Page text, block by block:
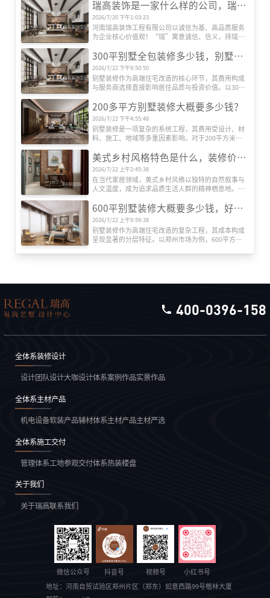
度达24万至60万元以上。这种价格差异主要源于三大
核心要素：装修档次、材料配置及智能化程度。
瑞高装饰是一家什么样的公司，瑞高装饰怎么样？
2026/7/20 下午1:03:23
河南瑞高装饰工程有限公司以诚信为基、高品质服务
为企业核心价值观！“瑞”寓意诚信、信义，持瑞玉
是追求更高美好生活品质的过程！
300平别墅全包装修多少钱，别墅装修公司推荐
2026/7/22 下午9:50:50
别墅装修作为高端住宅改造的核心环节，其费用构成
与服务商选择直接影响居住品质与投资价值。以300
工、设备等多维度因素影响，而专业装修公司的系统
化服务则是实现预算可控与效果落地的关键。本文将
深度解析全包装修成本结构，并重点推荐瑞高装饰的
服务优势。
200多平方别墅装修大概要多少钱？
2026/7/22 下午4:55:48
别墅装修是一项复杂的系统工程，其费用受设计、材
料、施工、地域等多重因素影响。对于200平方米左
元不等。本文将从专业角度出发，系统解析装修费用
的构成逻辑，帮助业主建立科学的预算框架。
美式乡村风格特色是什么，装修价格贵吗？
2026/7/22 上午2:45:38
在当代家居领域，美式乡村风格以独特的自然叙事与
人文温度，成为追求品质生活人群的精神栖息地。这
建人与自然的深度对话，其价值体现在设计哲学与实
用主义的双重维度。
600平别墅装修大概要多少钱，好的别墅装修公司推荐
2026/7/22 上午9:59:38
别墅装修作为高端住宅改造的复杂工程，其成本构成
呈现显著的分层特征。以郑州市场为例，600平方米
400-0396-158
全体系装修设计
设计团队设计大咖设计体系案例作品实景作品
全体系主材产品
机电设备软装产品辅材体系主材产品主材严选
全体系施工交付
管理体系工地参观交付体系热装楼盘
关于我们
关于瑞高联系我们
微信公众号 抖音号 视频号 小红书号
地址： 河南自贸试验区郑州片区（郑东）如意西路99号楷林大厦